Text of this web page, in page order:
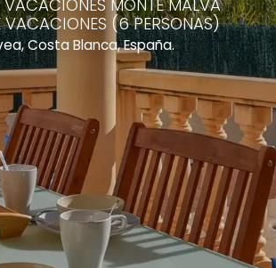
MONTE MALVA
VACACIONES (6 PERSONAS)
Costa Blanca, España.